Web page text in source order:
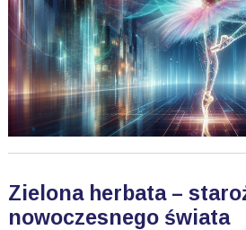
Zielona herbata –
nowoczesnego świata